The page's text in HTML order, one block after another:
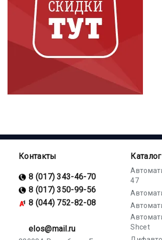
Контакты
8 (017) 343-46-70
8 (017) 350-99-56
8 (044) 752-82-08
elos@mail.ru
Каталог
47
Shcet